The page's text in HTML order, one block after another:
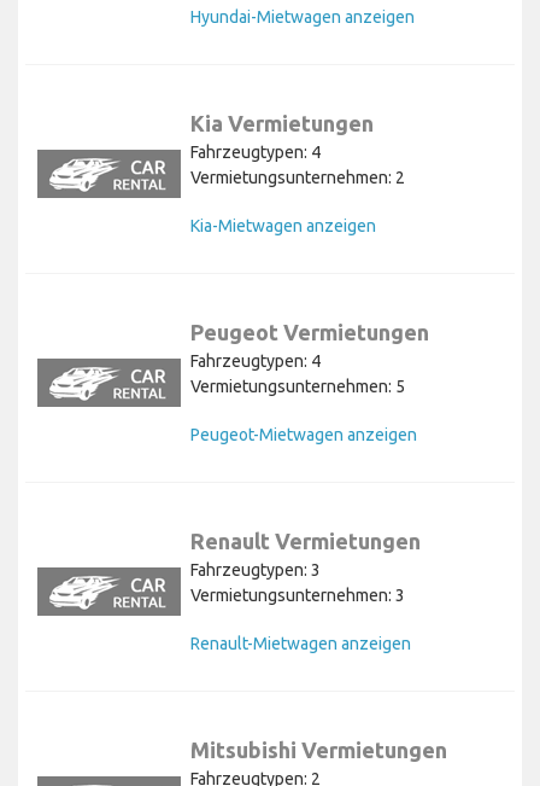
Hyundai-Mietwagen anzeigen
Kia Vermietungen
Fahrzeugtypen: 4
Vermietungsunternehmen: 2
Kia-Mietwagen anzeigen
Peugeot Vermietungen
Fahrzeugtypen: 4
Vermietungsunternehmen: 5
Peugeot-Mietwagen anzeigen
Renault Vermietungen
Fahrzeugtypen: 3
Vermietungsunternehmen: 3
Renault-Mietwagen anzeigen
Mitsubishi Vermietungen
Fahrzeugtypen: 2